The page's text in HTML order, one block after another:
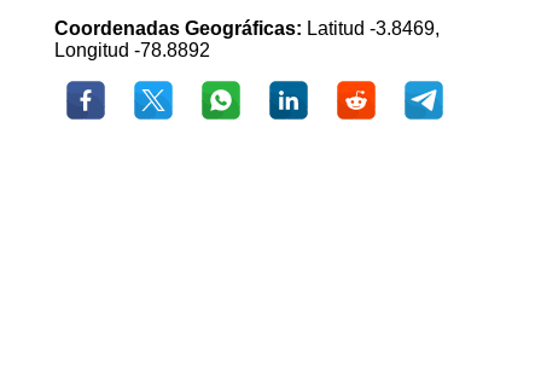
Coordenadas Geográficas: Latitud -3.8469,
Longitud -78.8892